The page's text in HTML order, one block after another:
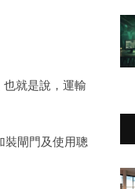
就是說，運輸
裝閘門及使用聰